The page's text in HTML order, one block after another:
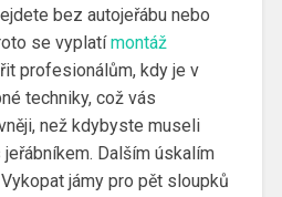
bez autojeřábu nebo
se vyplatímontáž
profesionálům, kdy je v
techniky, což vás
než kdybyste museli
Dalším úskalím
jámy pro pět sloupků